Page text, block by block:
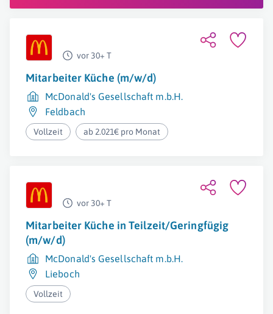
vor 30+ T
Mitarbeiter Küche (m/w/d)
McDonald's Gesellschaft m.b.H.
Feldbach
Vollzeit ab 2.021€ pro Monat
vor 30+ T
Mitarbeiter Küche in Teilzeit/Geringfügig
(m/w/d)
McDonald's Gesellschaft m.b.H.
Lieboch
Vollzeit